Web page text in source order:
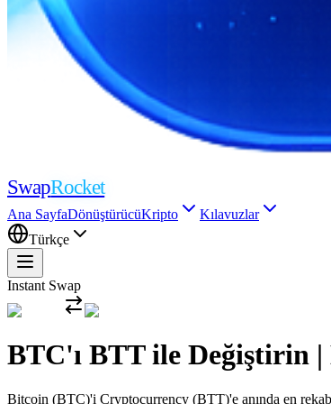
SwapRocket
Ana SayfaDönüştürücüKripto
Kılavuzlar
Türkçe
Instant Swap
BTC'ı BTT ile Değiştirin
Bitcoin (BTC)'i Cryptocurrency (BTT)'e anında en